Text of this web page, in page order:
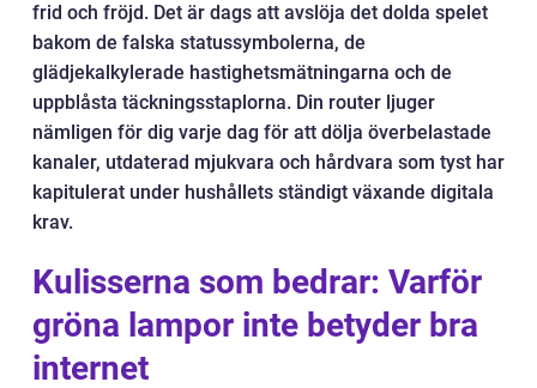
frid och fröjd. Det är dags att avslöja det dolda spelet
bakom de falska statussymbolerna, de
glädjekalkylerade hastighetsmätningarna och de
uppblåsta täckningsstaplorna. Din router ljuger
nämligen för dig varje dag för att dölja överbelastade
kanaler, utdaterad mjukvara och hårdvara som tyst har
kapitulerat under hushållets ständigt växande digitala
krav.
Kulisserna som bedrar: Varför
gröna lampor inte betyder bra
internet